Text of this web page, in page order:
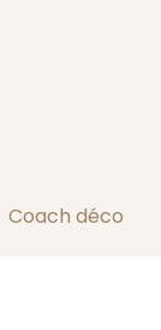
Coach déco